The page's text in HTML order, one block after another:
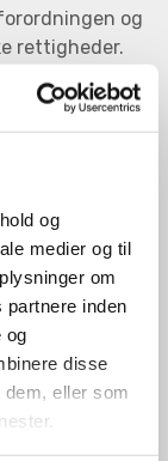
og
medier og til
om
inden
og
disse
eller som
og
rettigheder.
skal du
en
15:
vi behandler
til at få
visse forhold,
dig, inden
sletning